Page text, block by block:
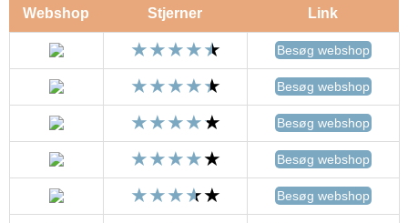
Webshop Stjerner Link
Besøg webshop
Besøg webshop
Besøg webshop
Besøg webshop
Besøg webshop